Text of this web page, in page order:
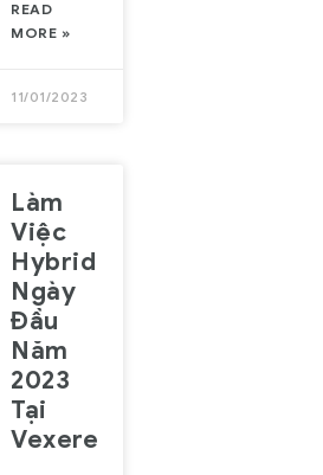
READ
MORE »
11/01/2023
Làm
Việc
Hybrid
Ngày
Đầu
Năm
2023
Tại
Vexere